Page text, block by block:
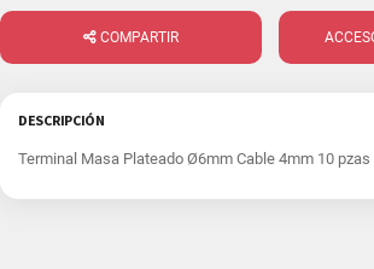
COMPARTIR
DESCRIPCIÓN
Terminal Masa Plateado Ø6mm Cable 4mm 10 pzas